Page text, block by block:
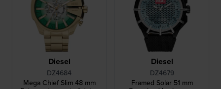
Diesel
DZ4684
Mega Chief Slim 48 mm
Diesel
DZ4679
Framed Solar 51 mm